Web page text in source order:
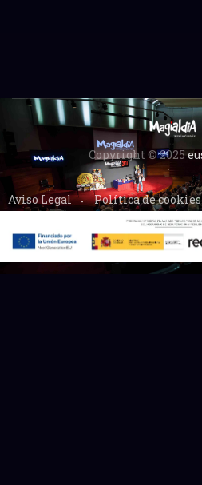
Copyright © 2025
Aviso Legal Política de cookies